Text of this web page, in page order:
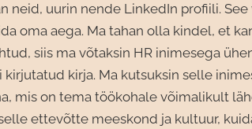
neid, uurin nende LinkedIn profiili. See
oma aega. Ma tahan olla kindel, et
siis ma võtaksin HR inimesega
kirjutatud kirja. Ma kutsuksin selle
mis on tema töökohale võimalikult
ettevõtte meeskond ja kultuur,